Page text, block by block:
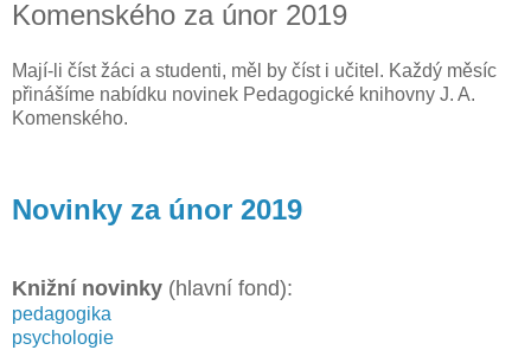
Komenského za únor 2019
Mají-li číst žáci a studenti, měl by číst i učitel. Každý měsíc
přinášíme nabídku novinek Pedagogické knihovny J. A.
Komenského.
Novinky za únor 2019
Knižní novinky (hlavní fond):
pedagogika
psychologie